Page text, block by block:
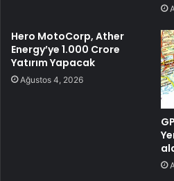
Hero MotoCorp, Ather
Energy’ye 1.000 Crore
Yatırım Yapacak
Ağustos 4, 2026